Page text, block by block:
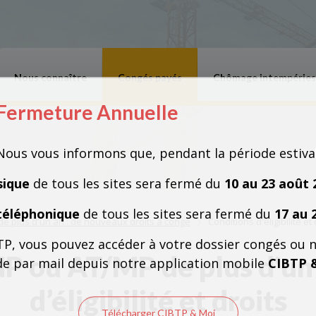
Nous connaître Congés payés Chômage intempéries
plus d'un an : de nouveaux droits à congé Conditions d'éligibilité et
ou AT/MP de plus
d’éligibilité et droits
Annuelle
vous informons que, pendant la période
de tous les sites sera fermé du 10 au 23 août
de tous les sites sera fermé du 17 au
vous pouvez accéder à votre dossier congés ou
par mail depuis notre application mobile CIBTP
Télécharger CIBTP & Moi